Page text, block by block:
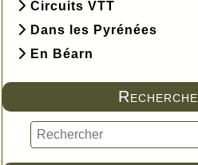
Circuits VTT
Dans les Pyrénées
En Béarn
Recherche